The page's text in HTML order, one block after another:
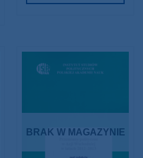
BRAK W MAGAZYNIE
NIE WYRAŻAM ZGODY